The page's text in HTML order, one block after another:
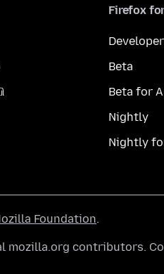
Firefox
Beta
Beta for
Nightly
Nightly
Foundation.
contributors.